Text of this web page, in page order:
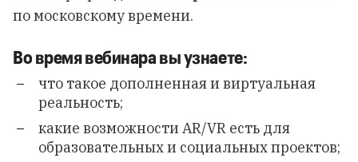
по московскому времени.
Во время вебинара вы узнаете:
что такое дополненная и виртуальная
реальность;
какие возможности AR/VR есть для
образовательных и социальных проектов;